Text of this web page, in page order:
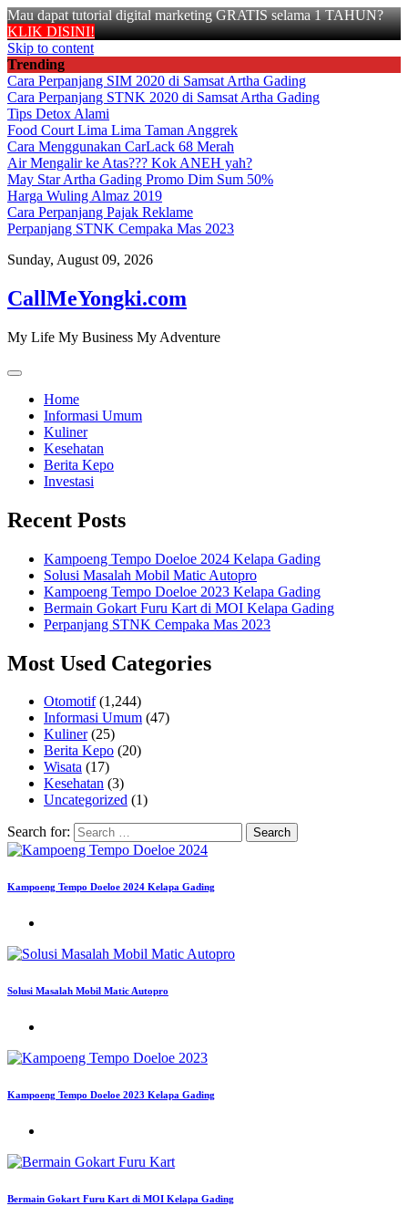
Mau dapat tutorial digital marketing GRATIS selama 1 TAHUN?
KLIK DISINI!
Skip to content
Trending
Cara Perpanjang SIM 2020 di Samsat Artha Gading
Cara Perpanjang STNK 2020 di Samsat Artha Gading
Tips Detox Alami
Food Court Lima Lima Taman Anggrek
Cara Menggunakan CarLack 68 Merah
Air Mengalir ke Atas??? Kok ANEH yah?
May Star Artha Gading Promo Dim Sum 50%
Harga Wuling Almaz 2019
Cara Perpanjang Pajak Reklame
Perpanjang STNK Cempaka Mas 2023
Sunday, August 09, 2026
CallMeYongki.com
My Life My Business My Adventure
Home
Informasi Umum
Kuliner
Kesehatan
Berita Kepo
Investasi
Recent Posts
Kampoeng Tempo Doeloe 2024 Kelapa Gading
Solusi Masalah Mobil Matic Autopro
Kampoeng Tempo Doeloe 2023 Kelapa Gading
Bermain Gokart Furu Kart di MOI Kelapa Gading
Perpanjang STNK Cempaka Mas 2023
Most Used Categories
Otomotif(1,244)
Informasi Umum (47)
Kuliner(25)
Berita Kepo (20)
Wisata (17)
Kesehatan (3)
Uncategorized (1)
Search for:
Kampoeng Tempo Doeloe 2024 Kelapa Gading
Solusi Masalah Mobil Matic Autopro
Kampoeng Tempo Doeloe 2023 Kelapa Gading
Bermain Gokart Furu Kart di MOI Kelapa Gading